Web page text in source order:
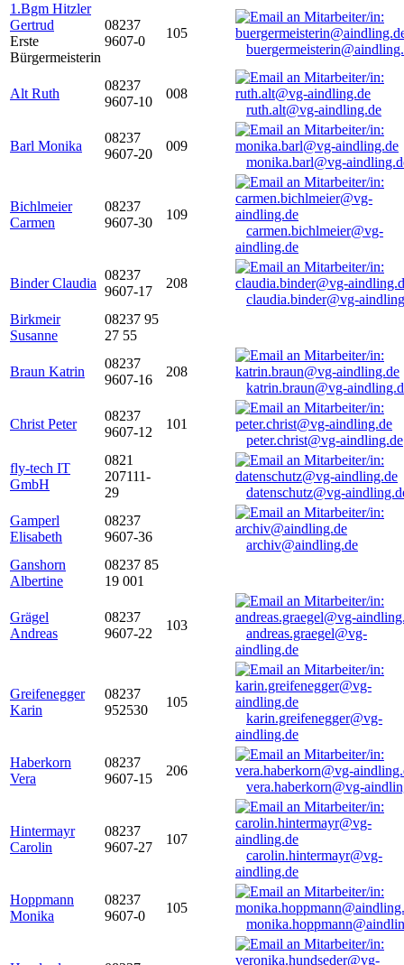
1.Bgm Hitzler
Gertrud
Erste
Bürgermeisterin
08237
9607-0
105
Alt Ruth
08237
9607-10
008
ruth.alt@vg-aindling.de
Barl Monika
08237
9607-20
009
monika.barl@vg-
Bichlmeier
Carmen
08237
9607-30
109
carmen.bichlmeier@vg-
aindling.de
Binder Claudia
08237
9607-17
208
claudia.binder@vg-
Birkmeir
Susanne
08237 95
27 55
Braun Katrin
08237
9607-16
208
katrin.braun@vg-
Christ Peter
08237
9607-12
101
peter.christ@vg-aindling.de
fly-tech IT
GmbH
0821
207111-
29
datenschutz@vg-
Gamperl
Elisabeth
08237
9607-36
archiv@aindling.de
Ganshorn
Albertine
08237 85
19 001
Grägel
Andreas
08237
9607-22
103
andreas.graegel@vg-
aindling.de
Greifenegger
Karin
08237
952530
105
karin.greifenegger@vg-
aindling.de
Haberkorn
Vera
08237
9607-15
206
vera.haberkorn@vg-
Hintermayr
Carolin
08237
9607-27
107
carolin.hintermayr@vg-
aindling.de
Hoppmann
Monika
08237
9607-0
105